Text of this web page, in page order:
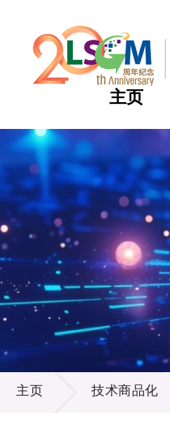
主页
热门
奖项
LSCM 动向
热门
奖项
LSCM 动向
热门
奖项
LSCM 动向
热门
奖项
LSCM 动向
热门
奖项
LSCM 动向
技术商品化
主页 技术商品化